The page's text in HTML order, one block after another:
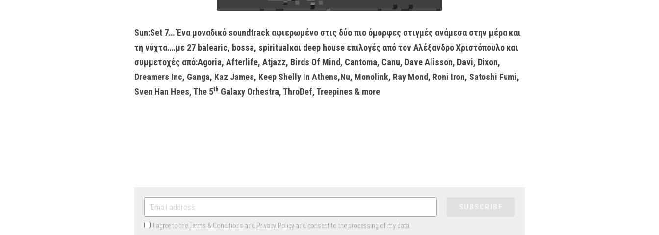
Sun:Set 7… Ένα μοναδικό soundtrack αφιερωμένο στις δύο πιο όμορφες στιγμές ανάμεσα στην μέρα και
τη νύχτα….με 27 balearic, bossa, spiritualκαι deep house επιλογές από τον Αλέξανδρο Χριστόπουλο και
συμμετοχές από:Agoria, Afterlife, Atjazz, Birds Of Mind, Cantoma, Canu, Dave Alisson, Davi, Dixon,
Dreamers Inc, Ganga, Kaz James, Keep Shelly In Athens,Nu, Monolink, Ray Mond, Roni Iron, Satoshi Fumi,
Sven Han Hees, The 5th Galaxy Orhestra, ThroDef, Treepines & more
I agree to theTerms & Conditions and Privacy Policy and consent to the processing of my data.